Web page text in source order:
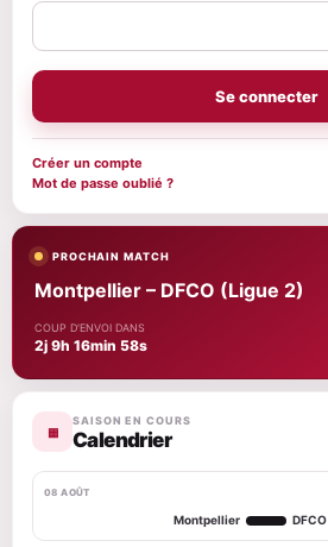
Se connecter
Créer un compte
Mot de passe oublié ?
PROCHAIN MATCH
Montpellier – DFCO (Ligue 2)
COUP D'ENVOI DANS
2j 9h 16min 57s
▦
SAISON EN COURS
Calendrier
08 AOÛT
Montpellier DFCO